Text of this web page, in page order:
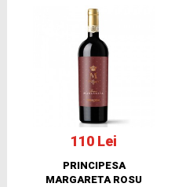
110 Lei
PRINCIPESA
MARGARETA ROSU